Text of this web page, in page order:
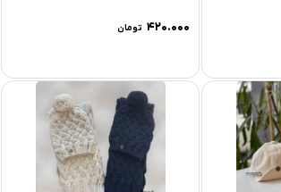
۴۲۰.۰۰۰ تومان